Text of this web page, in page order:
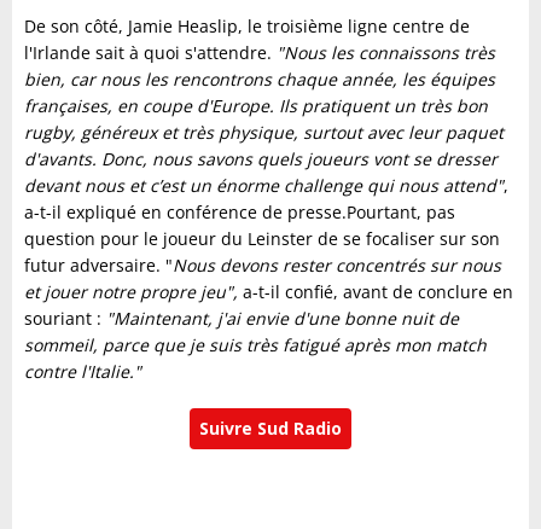
De son côté, Jamie Heaslip, le troisième ligne centre de
l'Irlande sait à quoi s'attendre. "Nous les connaissons très
bien, car nous les rencontrons chaque année, les équipes
françaises, en coupe d'Europe. Ils pratiquent un très bon
rugby, généreux et très physique, surtout avec leur paquet
d'avants. Donc, nous savons quels joueurs vont se dresser
devant nous et c’est un énorme challenge qui nous attend",
a-t-il expliqué en conférence de presse.Pourtant, pas
question pour le joueur du Leinster de se focaliser sur son
futur adversaire. "Nous devons rester concentrés sur nous
et jouer notre propre jeu", a-t-il confié, avant de conclure en
souriant : "Maintenant, j'ai envie d'une bonne nuit de
sommeil, parce que je suis très fatigué après mon match
contre l'Italie."
Suivre Sud Radio